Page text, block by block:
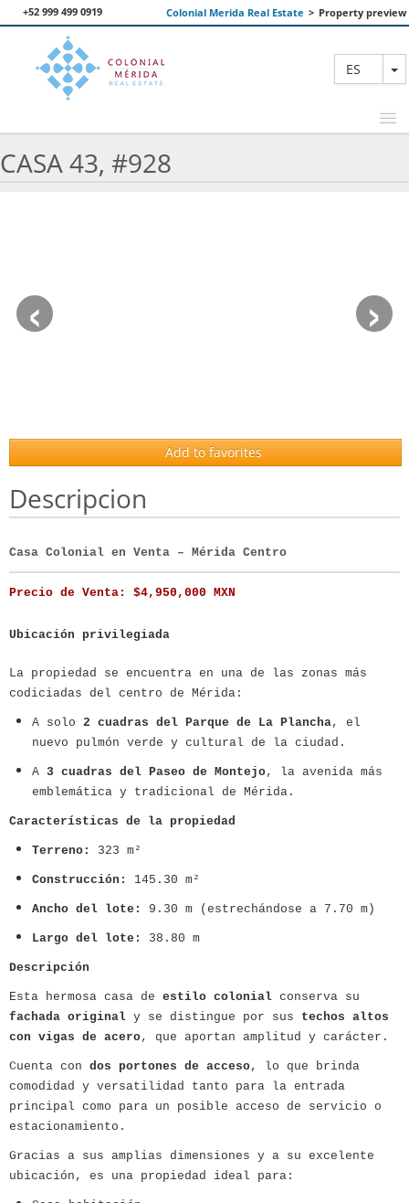
+52 999 499 0919 Colonial Merida Real Estate > Property preview
ES
CASA 43, #928
‹ ›
Add to favorites
Descripcion
Casa Colonial en Venta – Mérida Centro
Precio de Venta: $4,950,000 MXN
Ubicación privilegiada
La propiedad se encuentra en una de las zonas más
codiciadas del centro de Mérida:
A solo 2 cuadras del Parque de La Plancha, el
nuevo pulmón verde y cultural de la ciudad.
A 3 cuadras del Paseo de Montejo, la avenida más
emblemática y tradicional de Mérida.
Características de la propiedad
Terreno: 323 m²
Construcción: 145.30 m²
Ancho del lote: 9.30 m (estrechándose a 7.70 m)
Largo del lote: 38.80 m
Descripción
Esta hermosa casa de estilo colonial conserva su
fachada original y se distingue por sus techos altos
con vigas de acero, que aportan amplitud y carácter.
Cuenta con dos portones de acceso, lo que brinda
comodidad y versatilidad tanto para la entrada
principal como para un posible acceso de servicio o
estacionamiento.
Gracias a sus amplias dimensiones y a su excelente
ubicación, es una propiedad ideal para: